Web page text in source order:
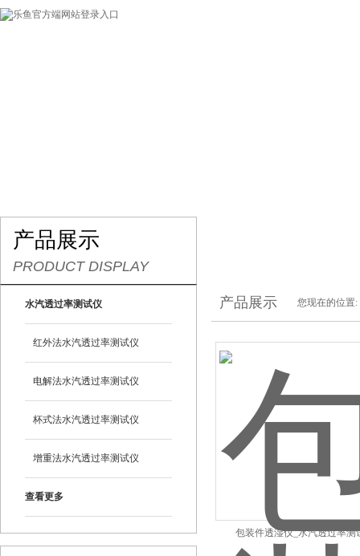
产品展示
PRODUCT DISPLAY
水汽透过率测试仪
红外法水汽透过率测试仪
电解法水汽透过率测试仪
杯式法水汽透过率测试仪
增重法水汽透过率测试仪
查看更多
产品展示 您现在的位置:
包装件透湿仪_水汽透过率测